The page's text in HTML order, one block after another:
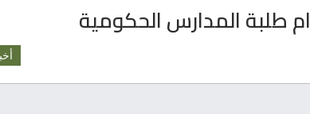
طلبة المدارس الحكومية